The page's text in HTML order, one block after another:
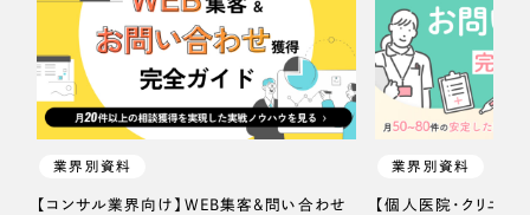
業界別資料
【コンサル業界向け】WEB集客＆問い合わせ
業界別資料
【個人医院・クリニッ